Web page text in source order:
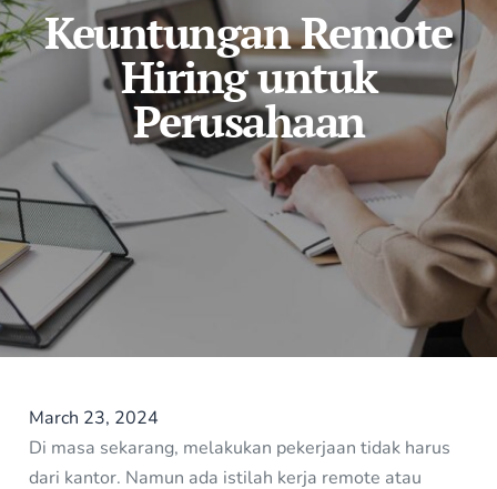
Keuntungan Remote
Hiring untuk
Perusahaan
March 23, 2024
Di masa sekarang, melakukan pekerjaan tidak harus
dari kantor. Namun ada istilah kerja remote atau